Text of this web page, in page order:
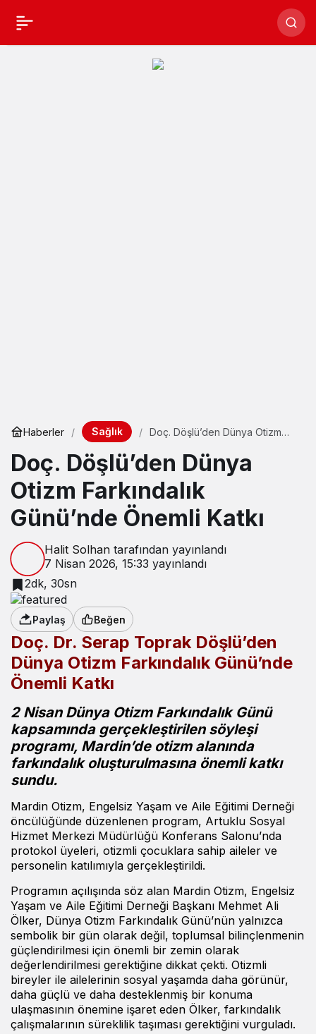
Haberler Sağlık
Doç. Döşlü’den Dünya Otizm
Katkı
Doç. Döşlü’den Dünya
Otizm Farkındalık
Günü’nde Önemli Katkı
Halit Solhan tarafından yayınlandı
7 Nisan 2026, 15:33 yayınlandı
2dk, 30sn
Paylaş Beğen
Doç. Dr. Serap Toprak Döşlü’den
Dünya Otizm Farkındalık Günü’nde
Önemli Katkı
2 Nisan Dünya Otizm Farkındalık Günü
kapsamında gerçekleştirilen söyleşi
programı, Mardin’de otizm alanında
farkındalık oluşturulmasına önemli katkı
sundu.
Mardin Otizm, Engelsiz Yaşam ve Aile Eğitimi Derneği
öncülüğünde düzenlenen program, Artuklu Sosyal
Hizmet Merkezi Müdürlüğü Konferans Salonu’nda
protokol üyeleri, otizmli çocuklara sahip aileler ve
personelin katılımıyla gerçekleştirildi.
Programın açılışında söz alan Mardin Otizm, Engelsiz
Yaşam ve Aile Eğitimi Derneği Başkanı Mehmet Ali
Ölker, Dünya Otizm Farkındalık Günü’nün yalnızca
sembolik bir gün olarak değil, toplumsal bilinçlenmenin
güçlendirilmesi için önemli bir zemin olarak
değerlendirilmesi gerektiğine dikkat çekti. Otizmli
bireyler ile ailelerinin sosyal yaşamda daha görünür,
daha güçlü ve daha desteklenmiş bir konuma
ulaşmasının önemine işaret eden Ölker, farkındalık
çalışmalarının süreklilik taşıması gerektiğini vurguladı.